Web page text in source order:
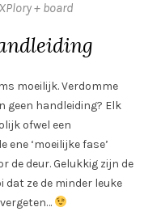
+ board
moeilijk. Verdomme
geen handleiding? Elk
ofwel een
‘moeilijke fase’
de deur. Gelukkig zijn de
dat ze de minder leuke